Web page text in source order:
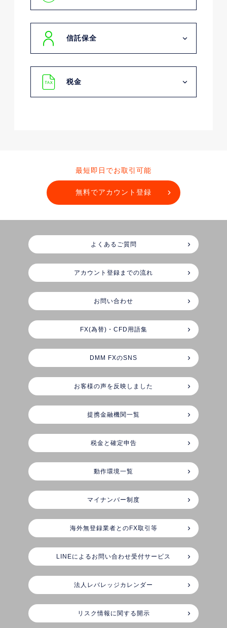
信託保全
税金
最短即日でお取引可能
無料でアカウント登録
よくあるご質問
アカウント登録までの流れ
お問い合わせ
FX(為替)・CFD用語集
DMM FXのSNS
お客様の声を反映しました
提携金融機関一覧
税金と確定申告
動作環境一覧
マイナンバー制度
海外無登録業者とのFX取引等
LINEによるお問い合わせ受付サービス
法人レバレッジカレンダー
リスク情報に関する開示